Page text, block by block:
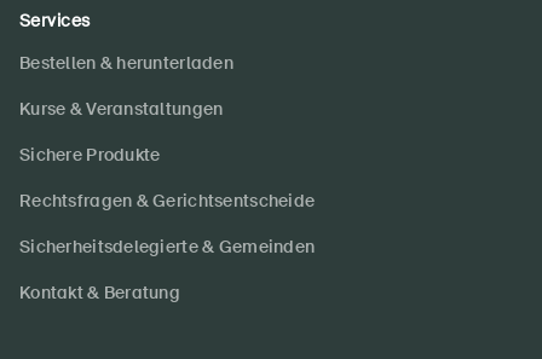
Services
Bestellen & herunterladen
Kurse & Veranstaltungen
Sichere Produkte
Rechtsfragen & Gerichtsentscheide
Sicherheitsdelegierte & Gemeinden
Kontakt & Beratung